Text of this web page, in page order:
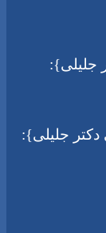
جلیلی}:
جلیلی}: